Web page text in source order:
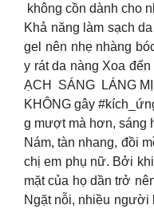
không cồn dành cho
Khả năng làm sạch
gel nên nhẹ nhàng
y rát da nàng Xoa
ẠCH SÁNG LÁNG
KHÔNG gây
g mượt mà hơn, sáng
Nám, tàn nhang, đồi
chị em phụ nữ. Bởi
mặt của họ dần trở
Ngặt nỗi, nhiều